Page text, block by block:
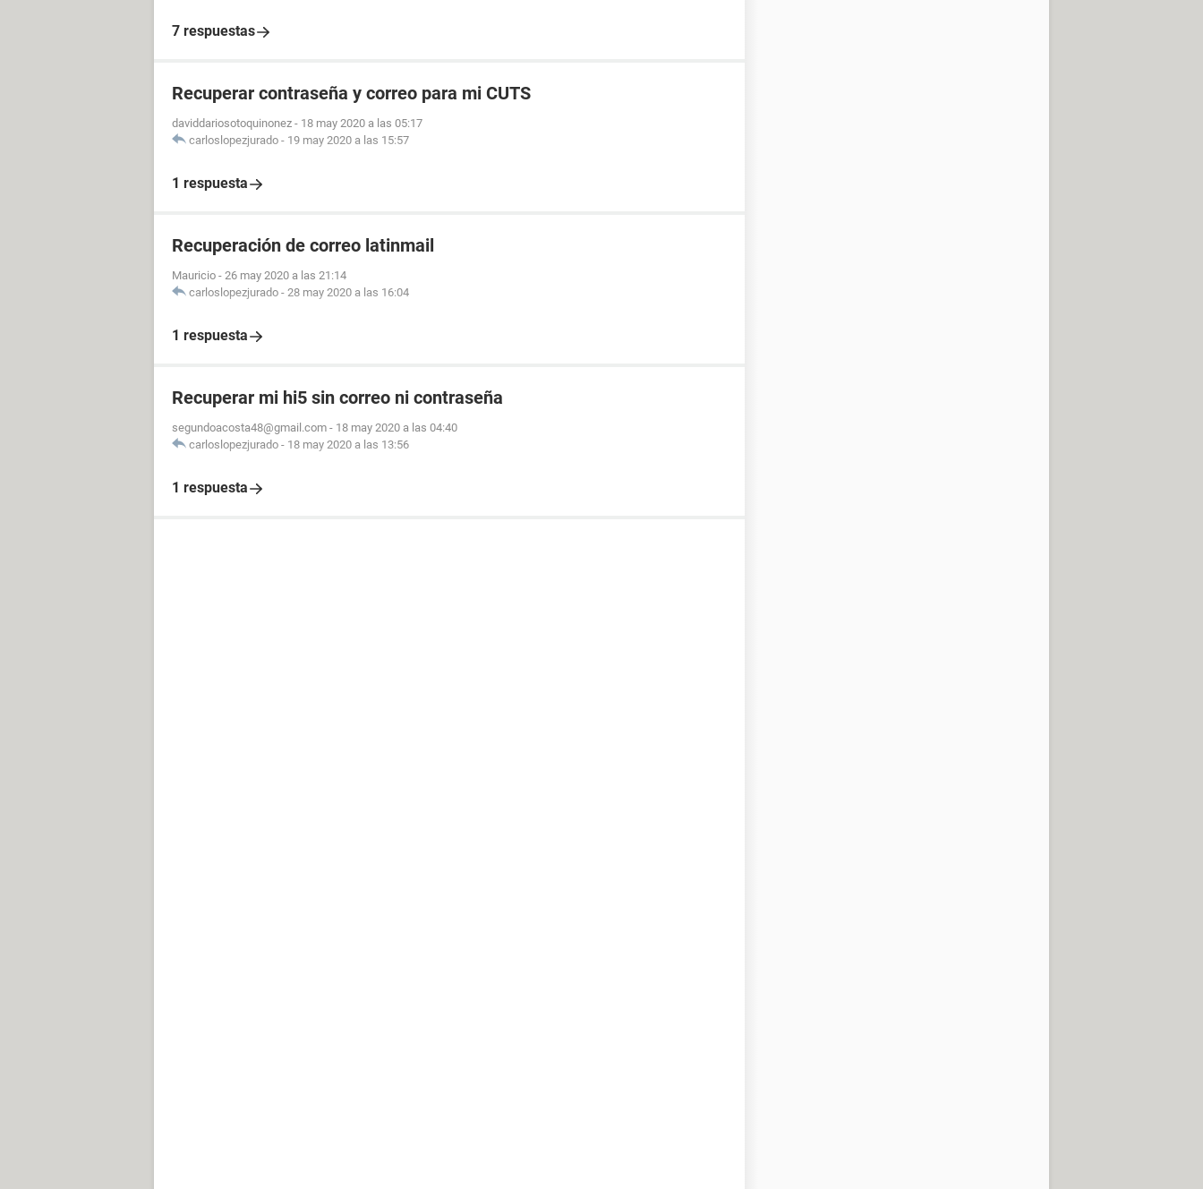
7 respuestas
Recuperar contraseña y correo para mi CUTS
daviddariosotoquinonez - 18 may 2020 a las 05:17
carloslopezjurado - 19 may 2020 a las 15:57
1 respuesta
Recuperación de correo latinmail
Mauricio - 26 may 2020 a las 21:14
carloslopezjurado - 28 may 2020 a las 16:04
1 respuesta
Recuperar mi hi5 sin correo ni contraseña
segundoacosta48@gmail.com - 18 may 2020 a las 04:40
carloslopezjurado - 18 may 2020 a las 13:56
1 respuesta